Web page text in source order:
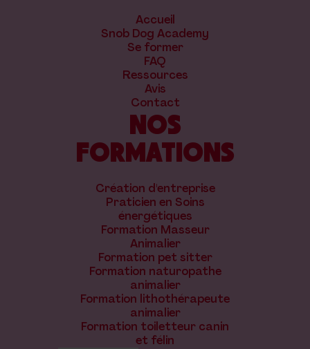
Accueil
Snob Dog Academy
Se former
FAQ
Ressources
Avis
Contact
NOS
FORMATIONS
Création d'entreprise
Praticien en Soins
énergétiques
Formation Masseur
Animalier
Formation pet sitter
Formation naturopathe
animalier
Formation lithothérapeute
animalier
Formation toiletteur canin
et félin